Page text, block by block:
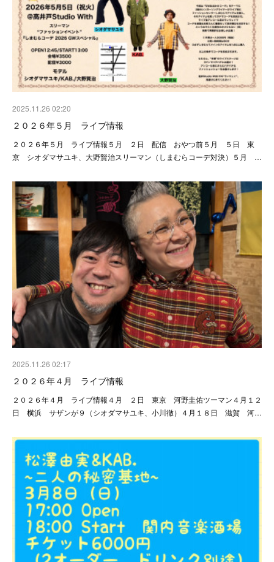
2025.11.26 02:20
２０２６年５月 ライブ情報
２０２６年５月 ライブ情報５月 ２日 配信 おやつ前５月 ５日 東
京 シオダマサユキ、大野賢治スリーマン（しまむらコーデ対決）５月 …
2025.11.26 02:17
２０２６年４月 ライブ情報
２０２６年４月 ライブ情報４月 ２日 東京 河野圭佑ツーマン４月１２
日 横浜 サザンが９（シオダマサユキ、小川徹）４月１８日 滋賀 河…